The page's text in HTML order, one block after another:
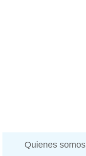
Quienes somos